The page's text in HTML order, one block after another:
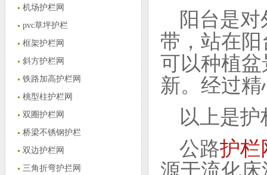
机场护栏网
pvc草坪护栏
框架护栏网
斜方护栏网
铁路加高护栏网
桃型柱护栏网
双圈护栏网
桥梁不锈钢护栏
双边护栏网
三角折弯护拦网
阳台是
带，站在
可以种植
新。经过
以上是
公路护栏
源于流化